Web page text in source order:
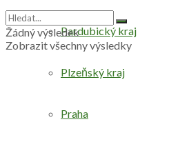
Pardubický kraj
Plzeňský kraj
Praha
Žádný výsledek
Zobrazit všechny výsledky